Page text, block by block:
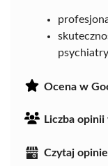
Ocena w
Liczba
Czytaj